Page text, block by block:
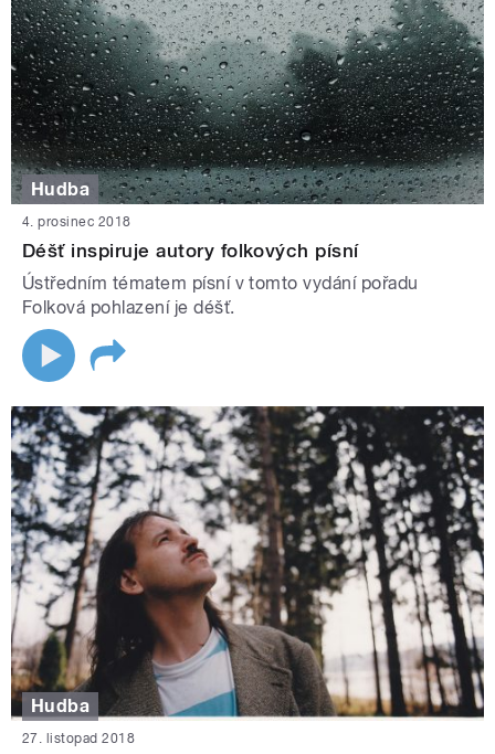
Hudba
4. prosinec 2018
Déšť inspiruje autory folkových písní
Ústředním tématem písní v tomto vydání pořadu
Folková pohlazení je déšť.
Hudba
27. listopad 2018